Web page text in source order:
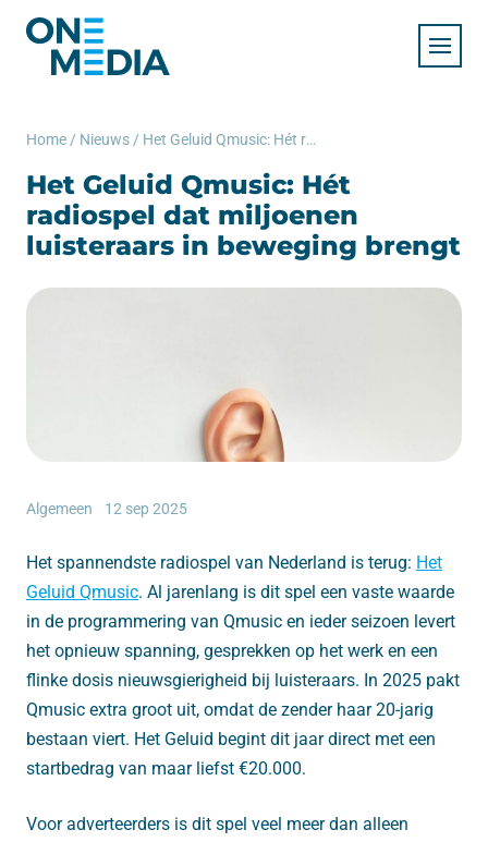
Home / Nieuws / Het Geluid Qmusic: Hét radiospel dat miljoenen luisteraars in beweging brengt
Het Geluid Qmusic: Hét
radiospel dat miljoenen
luisteraars in beweging brengt
Algemeen 12 sep 2025
Het spannendste radiospel van Nederland is terug: Het
Geluid Qmusic. Al jarenlang is dit spel een vaste waarde
in de programmering van Qmusic en ieder seizoen levert
het opnieuw spanning, gesprekken op het werk en een
flinke dosis nieuwsgierigheid bij luisteraars. In 2025 pakt
Qmusic extra groot uit, omdat de zender haar 20-jarig
bestaan viert. Het Geluid begint dit jaar direct met een
startbedrag van maar liefst €20.000.
Voor adverteerders is dit spel veel meer dan alleen